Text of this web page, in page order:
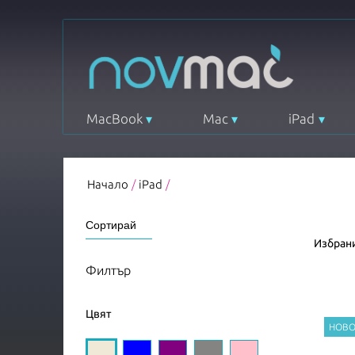
MacBook Mac iPad
Начало / iPad /
Филтър
Цвят